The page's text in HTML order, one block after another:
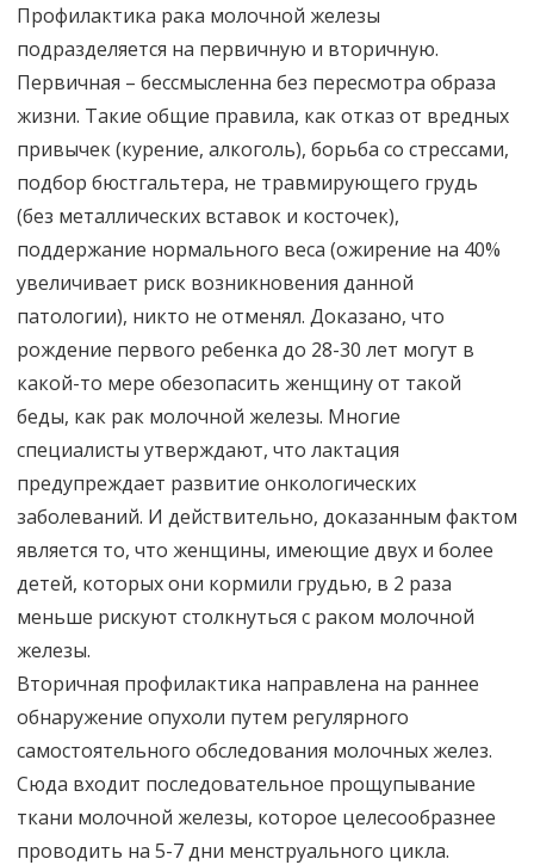
Профилактика рака молочной железы
подразделяется на первичную и вторичную.
Первичная – бессмысленна без пересмотра образа
жизни. Такие общие правила, как отказ от вредных
привычек (курение, алкоголь), борьба со стрессами,
подбор бюстгальтера, не травмирующего грудь
(без металлических вставок и косточек),
поддержание нормального веса (ожирение на 40%
увеличивает риск возникновения данной
патологии), никто не отменял. Доказано, что
рождение первого ребенка до 28-30 лет могут в
какой-то мере обезопасить женщину от такой
беды, как рак молочной железы. Многие
специалисты утверждают, что лактация
предупреждает развитие онкологических
заболеваний. И действительно, доказанным фактом
является то, что женщины, имеющие двух и более
детей, которых они кормили грудью, в 2 раза
меньше рискуют столкнуться с раком молочной
железы.
Вторичная профилактика направлена на раннее
обнаружение опухоли путем регулярного
самостоятельного обследования молочных желез.
Сюда входит последовательное прощупывание
ткани молочной железы, которое целесообразнее
проводить на 5-7 дни менструального цикла.